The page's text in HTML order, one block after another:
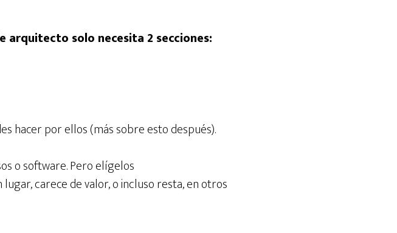
arquitecto solo necesita 2 secciones:
hacer por ellos (más sobre esto después).
o software. Pero elígelos
carece de valor, o incluso resta, en otros